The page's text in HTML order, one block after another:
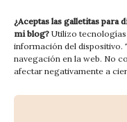
¿Aceptas las galletitas
mi blog? Utilizo
información del dispositivo.
navegación en la web. No
afectar negativamente a
traducción
tal cual
información
tema de
la
traducción